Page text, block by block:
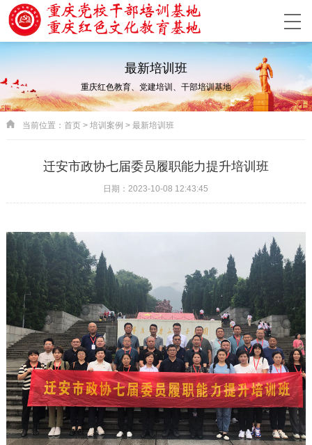
最新培训班
重庆红色教育、党建培训、干部培训基地
当前位置： 首页> 培训案例 > 最新培训班
迁安市政协七届委员履职能力提升培训班
日期：2023-10-08 12:43:45